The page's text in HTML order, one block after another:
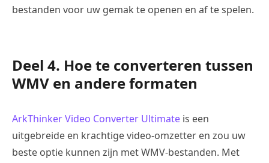
bestanden voor uw gemak te openen en af te spelen.
Deel 4. Hoe te converteren tussen
WMV en andere formaten
ArkThinker Video Converter Ultimate is een
uitgebreide en krachtige video-omzetter en zou uw
beste optie kunnen zijn met WMV-bestanden. Met